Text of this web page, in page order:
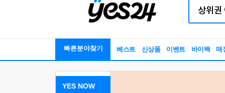
빠른분야찾기 베스트 신상품 이벤트 바이백 매
YES NOW